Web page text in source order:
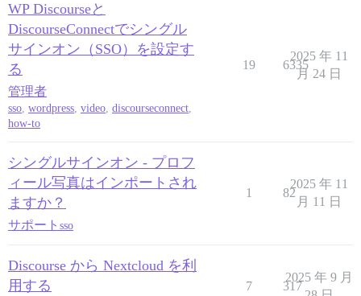
WP Discourseと
DiscourseConnectでシングル
サインオン（SSO）を設定す
る
管理者
sso, wordpress, video, discourseconnect,
how-to
19 6335
2025 年 11
月 24 日
シングルサインオン - プロフ
ィール写真はインポートされ
ますか？
サポート sso
1 82
2025 年 11
月 11 日
Discourse から Nextcloud を利
用する
7 317
2025 年 9 月